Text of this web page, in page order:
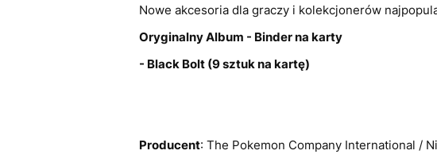
Nowe akcesoria dla graczy i kolekcjonerów
Oryginalny Album - Binder na karty
- Black Bolt (9 sztuk na kartę)
Producent: The Pokemon Company International /